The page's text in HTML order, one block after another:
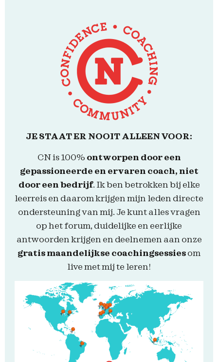
JE STAAT ER NOOIT ALLEEN VOOR:
CN is 100% ontworpen door een
gepassioneerde en ervaren coach, niet
door een bedrijf. Ik ben betrokken bij elke
leerreis en daarom krijgen mijn leden directe
ondersteuning van mij. Je kunt alles vragen
op het forum, duidelijke en eerlijke
antwoorden krijgen en deelnemen aan onze
gratis maandelijkse coachingsessies om
live met mij te leren!